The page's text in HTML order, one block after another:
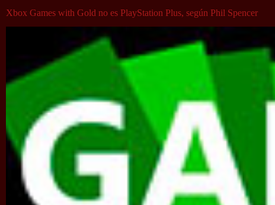
Xbox Games with Gold no es PlayStation Plus, según Phil Spencer